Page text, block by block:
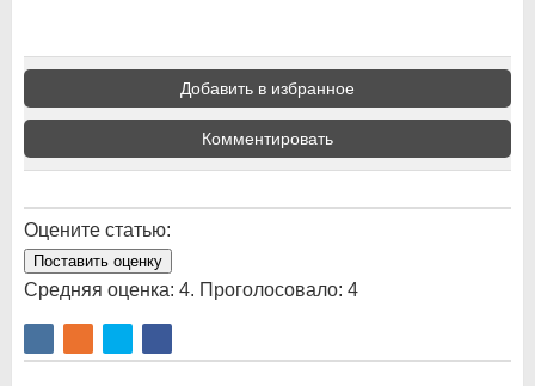
Добавить в избранное
Комментировать
Оцените статью:
Поставить оценку
Средняя оценка: 4. Проголосовало: 4